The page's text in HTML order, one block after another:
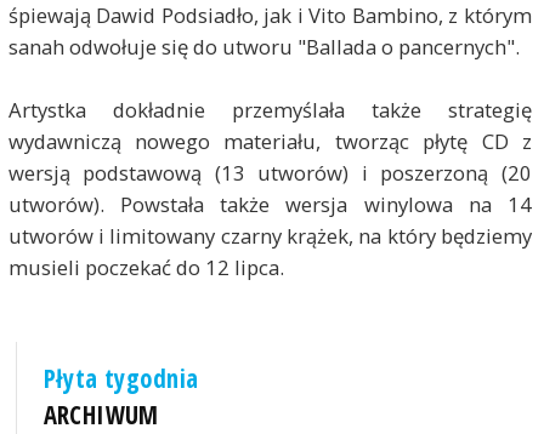
śpiewają Dawid Podsiadło, jak i Vito Bambino, z którym
sanah odwołuje się do utworu "Ballada o pancernych".
Artystka dokładnie przemyślała także strategię
wydawniczą nowego materiału, tworząc płytę CD z
wersją podstawową (13 utworów) i poszerzoną (20
utworów). Powstała także wersja winylowa na 14
utworów i limitowany czarny krążek, na który będziemy
musieli poczekać do 12 lipca.
Płyta tygodnia
ARCHIWUM